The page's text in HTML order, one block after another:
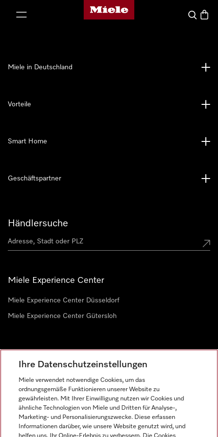
Miele-Homepage
Suche
Händlersuche
Miele Experience Center
Miele Experience Center Düsseldorf
Miele Experience Center Gütersloh
Miele in Deutschland
Vorteile
Smart Home
Geschäftspartner
Ihre Datenschutzeinstellungen
Miele verwendet notwendige Cookies, um das
ordnungsgemäße Funktionieren unserer Website zu
gewährleisten. Mit Ihrer Einwilligung nutzen wir Cookies und
ähnliche Technologien von Miele und Dritten für Analyse-,
Marketing- und Personalisierungszwecke. Diese erfassen
Informationen darüber, wie unsere Website genutzt wird, und